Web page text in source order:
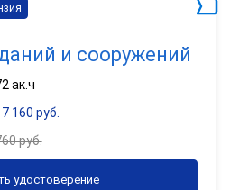
и сооружений
ак.ч
160 руб.
руб.
удостоверение